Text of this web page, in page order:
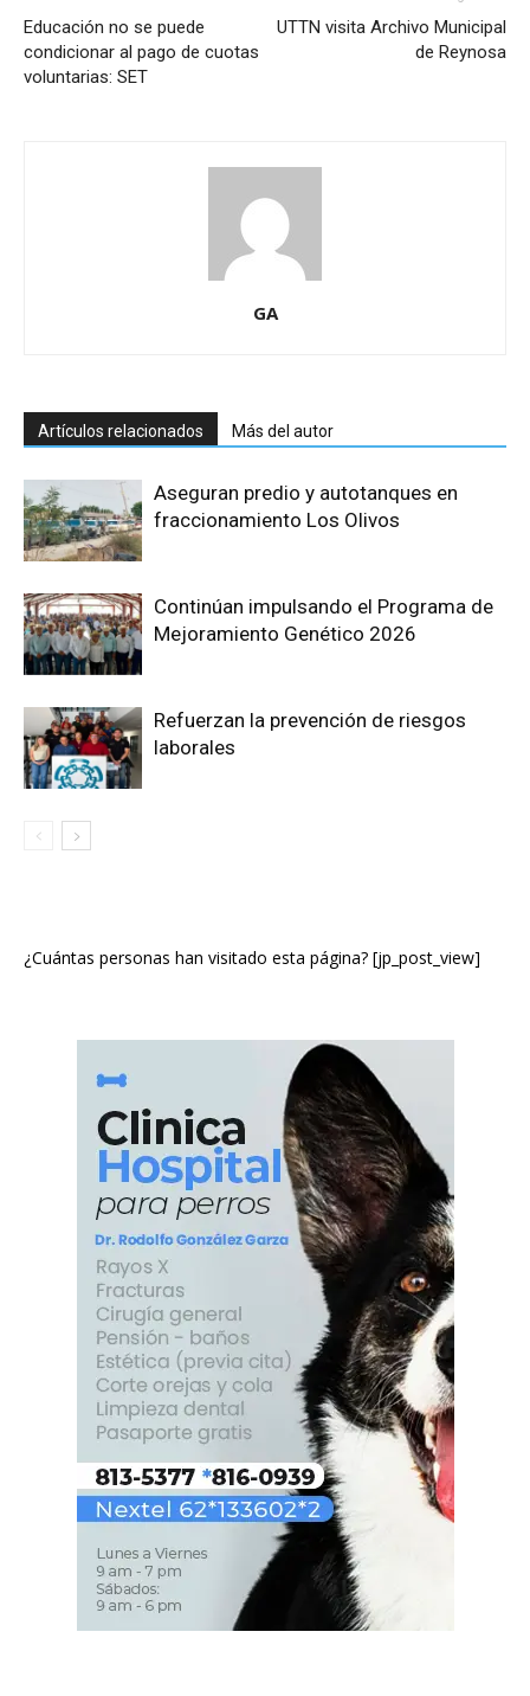
Educación no se puede
condicionar al pago de cuotas
voluntarias: SET
UTTN visita Archivo Municipal
de Reynosa
GA
Artículos relacionados Más del autor
Aseguran predio y autotanques en
fraccionamiento Los Olivos
Continúan impulsando el Programa de
Mejoramiento Genético 2026
Refuerzan la prevención de riesgos
laborales
¿Cuántas personas han visitado esta página? [jp_post_view]